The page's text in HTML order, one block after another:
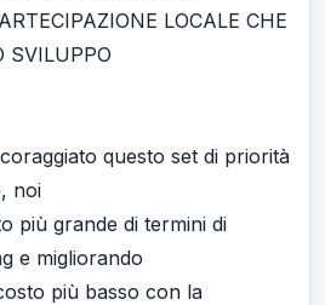
LOCALE CHE
SVILUPPO
questo set di priorità
noi
più grande di termini di
e migliorando
più basso con la